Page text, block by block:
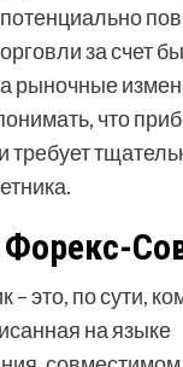
за счет
рыночные
что
требует
– это, по сути,
на языке